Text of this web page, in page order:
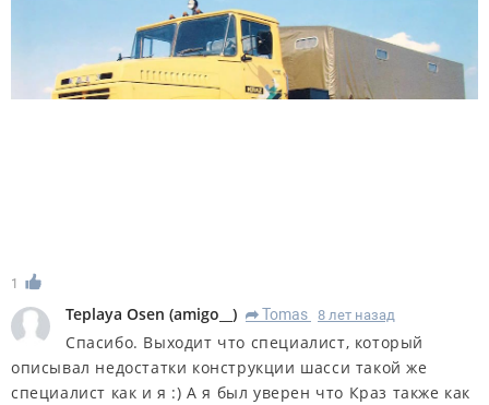
1
Teplaya Osen (amigo__ ) R Tomas 8 лет назад
Спасибо. Выходит что специалист, который
описывал недостатки конструкции шасси такой же
специалист как и я :) А я был уверен что Краз также как